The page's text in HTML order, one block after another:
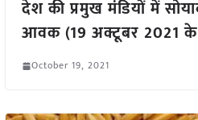
देश की प्रमुख मंडियों में
आवक (19 अक्टूबर 2021
October 19, 2021